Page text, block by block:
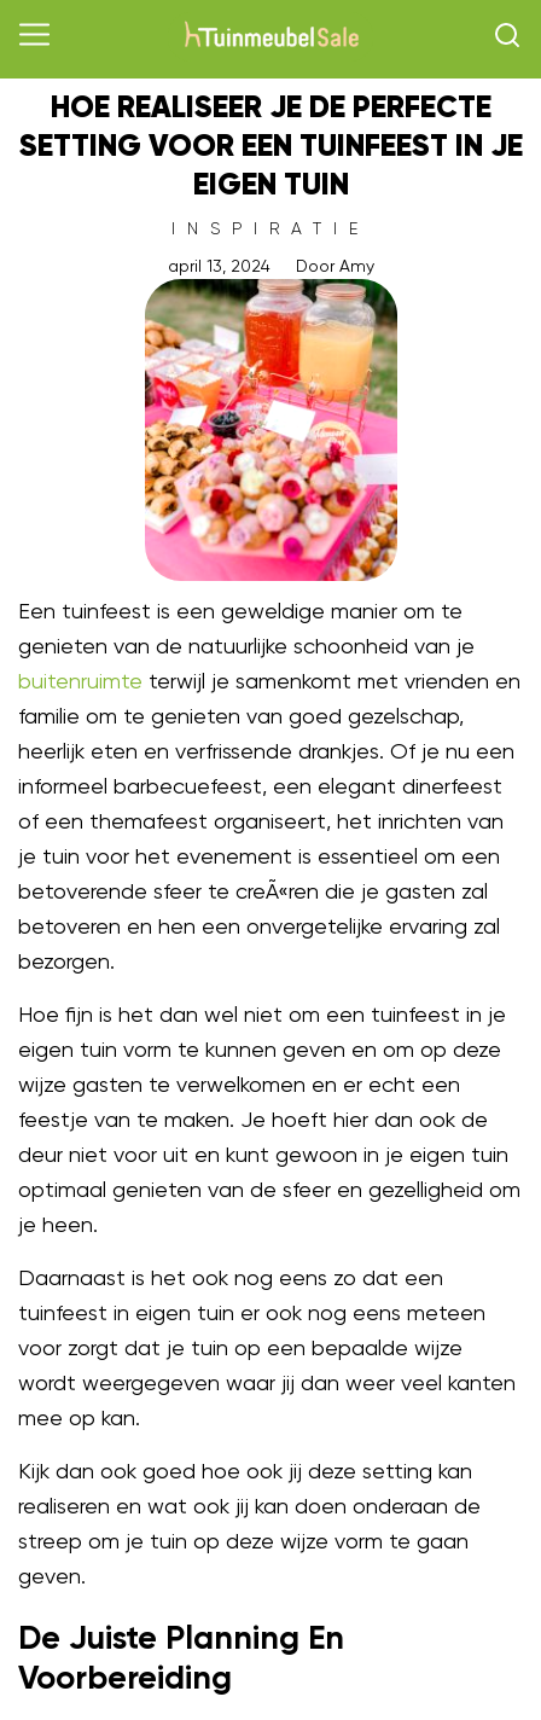
HOE REALISEER JE DE PERFECTE
SETTING VOOR EEN TUINFEEST IN JE
EIGEN TUIN
INSPIRATIE
april 13, 2024
DoorAmy
Een tuinfeest is een geweldige manier om te
genieten van de natuurlijke schoonheid van je
buitenruimte terwijl je samenkomt met vrienden en
familie om te genieten van goed gezelschap,
heerlijk eten en verfrissende drankjes. Of je nu een
informeel barbecuefeest, een elegant dinerfeest
of een themafeest organiseert, het inrichten van
je tuin voor het evenement is essentieel om een
betoverende sfeer te creÃ«ren die je gasten zal
betoveren en hen een onvergetelijke ervaring zal
bezorgen.
Hoe fijn is het dan wel niet om een tuinfeest in je
eigen tuin vorm te kunnen geven en om op deze
wijze gasten te verwelkomen en er echt een
feestje van te maken. Je hoeft hier dan ook de
deur niet voor uit en kunt gewoon in je eigen tuin
optimaal genieten van de sfeer en gezelligheid om
je heen.
Daarnaast is het ook nog eens zo dat een
tuinfeest in eigen tuin er ook nog eens meteen
voor zorgt dat je tuin op een bepaalde wijze
wordt weergegeven waar jij dan weer veel kanten
mee op kan.
Kijk dan ook goed hoe ook jij deze setting kan
realiseren en wat ook jij kan doen onderaan de
streep om je tuin op deze wijze vorm te gaan
geven.
De Juiste Planning En
Voorbereiding